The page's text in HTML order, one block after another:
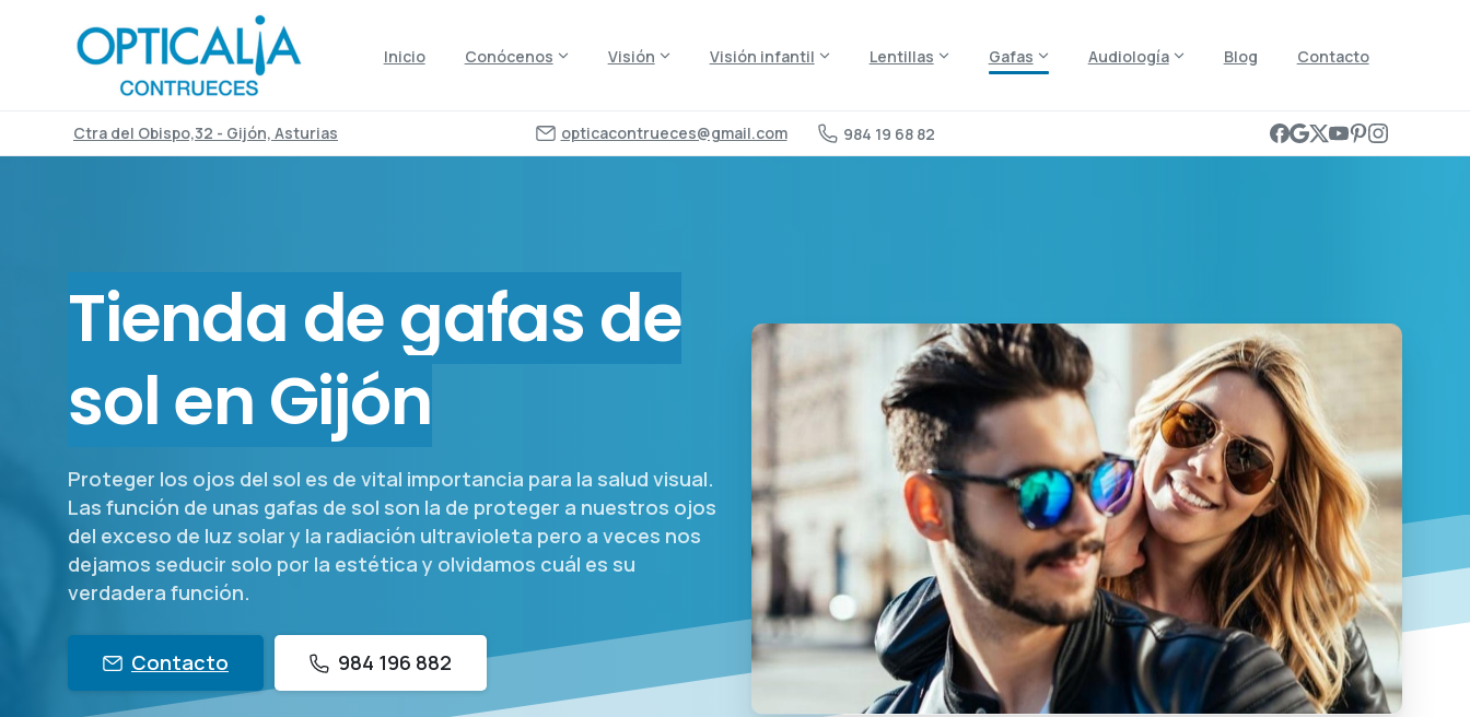
Inicio Conócenos Visión Visión infantil Lentillas Gafas Audiología Blog Contacto
Ctra del Obispo,32 - Gijón, Asturias opticacontrueces@gmail.com 984 19 68 82
Tienda de gafas de
sol en Gijón
Proteger los ojos del sol es de vital importancia para la salud visual.
Las función de unas gafas de sol son la de proteger a nuestros ojos
del exceso de luz solar y la radiación ultravioleta pero a veces nos
dejamos seducir solo por la estética y olvidamos cuál es su
verdadera función.
Contacto 984 196 882